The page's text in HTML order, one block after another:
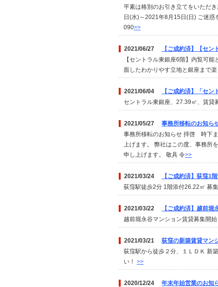
平素は格別のお引き立てをいただ
日(水)～2021年8月15日(日) ご迷
090>>
2021/06/27
【ご成約済】【セ
【セントラル東銀座6階】内覧可
面したわかりやす立地と銀座まで
2021/06/04
【ご成約済】「セ
セントラル東銀座、27.39㎡、賃
2021/05/27 事務所移転のお知ら
事務所移転のお知らせ 拝啓 時下
上げます。 弊社はこの度、事務所
申し上げます。 敬具 令>>
2021/03/24
【ご成約済】荻窪1
荻窪駅徒歩2分 1階添付26.22㎡ 募
2021/03/22
【ご成約済】越前
越前堀永谷マンション賃貸募集開
2021/03/21 荻窪の新築賃貸マン
荻窪駅から徒歩２分、１ＬＤＫ 新
い！ >>
2020/12/24 年末年始営業のお知